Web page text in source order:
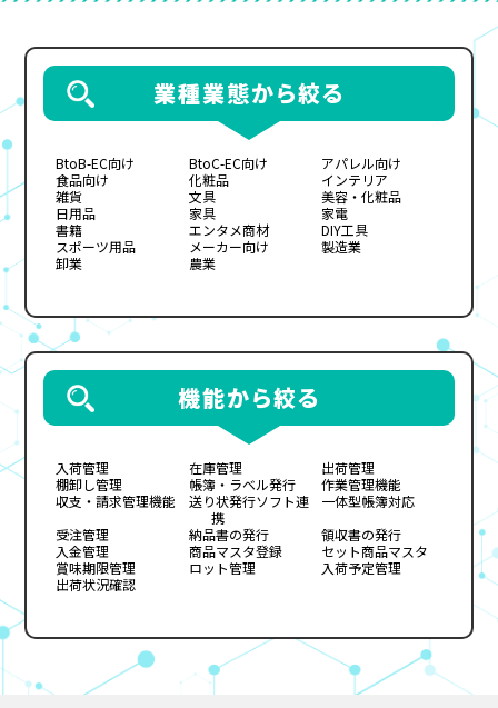
業種業態から絞る
BtoB-EC向け BtoC-EC向け
アパレル向け
食品向け
化粧品
インテリア
雑貨
文具
美容・化粧品
日用品
家具
家電
書籍
エンタメ商材
DIY工具
スポーツ用品
メーカー向け
製造業
卸業
農業
機能から絞る
入荷管理 在庫管理
出荷管理
棚卸し管理
帳簿・ラベル発行
作業管理機能
収支・請求管理機能
送り状発行ソフト連
携
一体型帳簿対応
受注管理
納品書の発行
領収書の発行
入金管理
商品マスタ登録
セット商品マスタ
賞味期限管理
ロット管理
入荷予定管理
出荷状況確認